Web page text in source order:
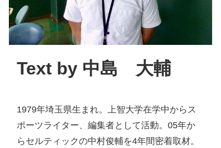
Text by 中島 大輔
1979年埼玉県生まれ。上智大学在学中からス
ポーツライター、編集者として活動。05年か
らセルティックの中村俊輔を4年間密着取材。